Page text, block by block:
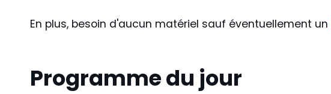
En plus, besoin d'aucun matériel sauf éventuellement un
Programme du jour